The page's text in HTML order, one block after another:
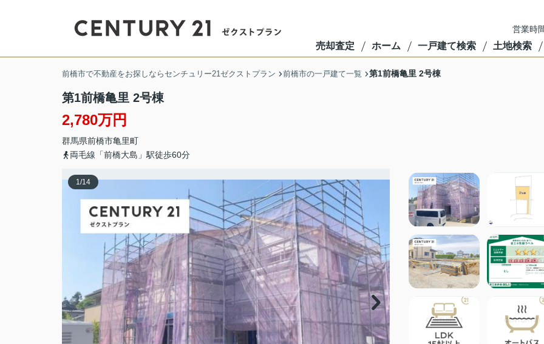
営業時
売却査定 ホーム 一戸建て検索 土地検索
前橋市で不動産をお探しならセンチュリー21ゼクストプラン 前橋市の一戸建て一覧 第1前橋亀里 2号棟
第1前橋亀里 2号棟
2,780万円
群馬県前橋市亀里町
両毛線「前橋大島」駅徒歩60分
1/14